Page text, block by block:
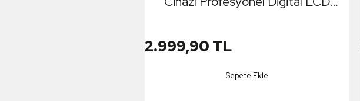
Dahil Değildir)
2.999,90 TL
Sepete Ekle